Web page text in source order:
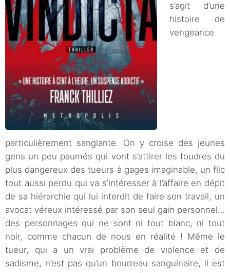
s’agit d’une
histoire de
vengeance
particulièrement sanglante. On y croise des jeunes
gens un peu paumés qui vont s’attirer les foudres du
plus dangereux des tueurs à gages imaginable, un flic
tout aussi perdu qui va s’intéresser à l’affaire en dépit
de sa hiérarchie qui lui interdit de faire son travail, un
avocat véreux intéressé par son seul gain personnel…
des personnages qui ne sont ni tout blanc, ni tout
noir, comme chacun de nous en réalité ! Même le
tueur, qui a un vrai problème de violence et de
sadisme, n’est pas qu’un bourreau sanguinaire, il est